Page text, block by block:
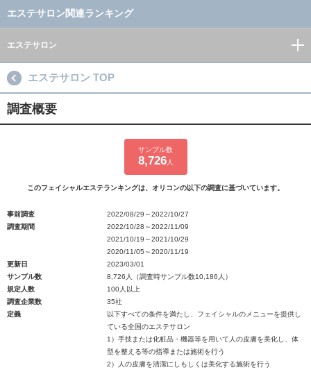
エステサロン関連ランキング
エステサロン
エステサロン TOP
調査概要
サンプル数
8,726人
このフェイシャルエステランキングは、オリコンの以下の調査に基づいています。
事前調査
2022/08/29～2022/10/27
調査期間
2022/10/28～2022/11/09
2021/10/19～2021/10/29
2020/11/05～2020/11/19
更新日
2023/03/01
サンプル数
8,726人（調査時サンプル数10,186人）
規定人数
100人以上
調査企業数
35社
定義
以下すべての条件を満たし、フェイシャルのメニューを提供し
ている全国のエステサロン
1）手技または化粧品・機器等を用いて人の皮膚を美化し、体
型を整える等の指導または施術を行う
2）人の皮膚を清潔にしもしくは美化する施術を行う